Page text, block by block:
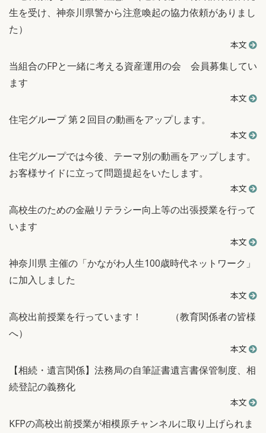
生を受け、神奈川県警から注意喚起の協力依頼がありまし
た）
本文
当組合のFPと一緒に考える資産運用の会 会員募集してい
ます
本文
住宅グループ 第２回目の動画をアップします。
本文
住宅グループでは今後、テーマ別の動画をアップします。
お客様サイドに立って問題提起をいたします。
本文
高校生のための金融リテラシー向上等の出張授業を行って
います
本文
神奈川県 主催の「かながわ人生100歳時代ネットワーク」
に加入しました
本文
高校出前授業を行っています！ （教育関係者の皆様
へ）
本文
【相続・遺言関係】法務局の自筆証書遺言書保管制度、相
続登記の義務化
本文
KFPの高校出前授業が相模原チャンネルに取り上げられま